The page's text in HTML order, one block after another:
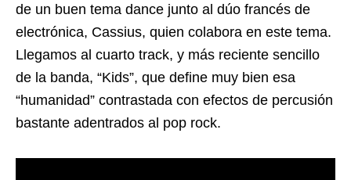
de un buen tema dance junto al dúo francés de
electrónica, Cassius, quien colabora en este tema.
Llegamos al cuarto track, y más reciente sencillo
de la banda, “Kids”, que define muy bien esa
“humanidad” contrastada con efectos de percusión
bastante adentrados al pop rock.